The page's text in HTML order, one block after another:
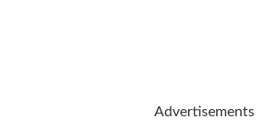
Advertisements